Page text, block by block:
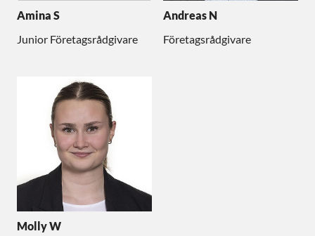
Amina S
Junior Företagsrådgivare
Andreas N
Företagsrådgivare
Molly W